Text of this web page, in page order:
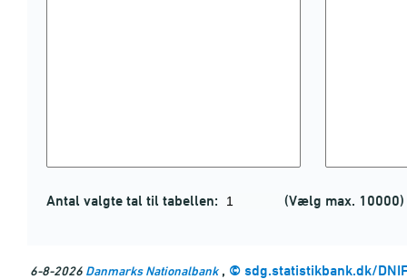
Antal valgte tal til tabellen: (Vælg max. 10000)
6-8-2026 Danmarks Nationalbank, © sdg.statistikbank.dk/